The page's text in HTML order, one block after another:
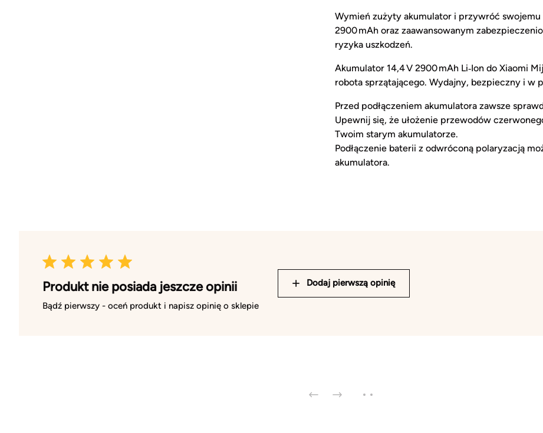
Wymień zużyty akumulator i przywróć swojemu
2900 mAh oraz zaawansowanym
ryzyka uszkodzeń.
Akumulator 14,4 V 2900 mAh Li‑Ion do Xiaomi
robota sprzątającego. Wydajny, bezpieczny i w
Przed podłączeniem akumulatora zawsze
Upewnij się, że ułożenie przewodów
Twoim starym akumulatorze.
Podłączenie baterii z odwróconą polaryzacją
akumulatora.
Produkt nie posiada jeszcze opinii
Bądź pierwszy - oceń produkt i napisz opinię o sklepie
Dodaj pierwszą opinię